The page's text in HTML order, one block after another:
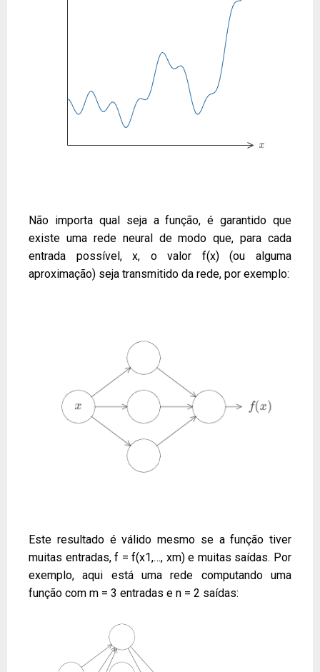
Não importa qual seja a função, é garantido que
existe uma rede neural de modo que, para cada
entrada possível, x, o valor f(x) (ou alguma
aproximação) seja transmitido da rede, por exemplo:
Este resultado é válido mesmo se a função tiver
muitas entradas, f = f(x1,…, xm) e muitas saídas. Por
exemplo, aqui está uma rede computando uma
função com m = 3 entradas e n = 2 saídas: